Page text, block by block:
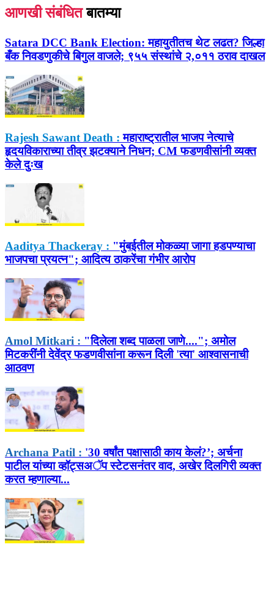
आणखी संबंधित बातम्या
Satara DCC Bank Election: महायुतीतच थेट लढत? जिल्हा
बँक निवडणुकीचे बिगुल वाजले; ९५५ संस्थांचे २,०११ ठराव दाखल
Rajesh Sawant Death : महाराष्ट्रातील भाजप नेत्याचे
हृदयविकाराच्या तीव्र झटक्याने निधन; CM फडणवीसांनी व्यक्त
केले दुःख
Aaditya Thackeray : "मुंबईतील मोकळ्या जागा हडपण्याचा
भाजपचा प्रयत्न"; आदित्य ठाकरेंचा गंभीर आरोप
Amol Mitkari : "दिलेला शब्द पाळला जाणे...."; अमोल
मिटकरींनी देवेंद्र फडणवीसांना करून दिली 'त्या' आश्वासनाची
आठवण
Archana Patil : '30 वर्षांत पक्षासाठी काय केलं?’; अर्चना
पाटील यांच्या व्हॉट्सअॅप स्टेटसनंतर वाद, अखेर दिलगिरी व्यक्त
करत म्हणाल्या...